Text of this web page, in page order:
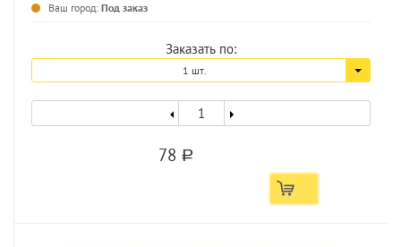
Ваш город: Под заказ
Заказать по:
1 шт.
78 a